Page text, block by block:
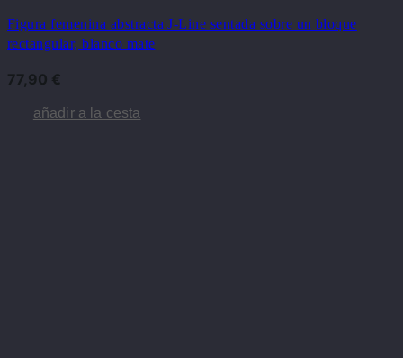
Figura femenina abstracta J-Line sentada sobre un bloque
rectangular, blanco mate
77,90 €
añadir a la cesta